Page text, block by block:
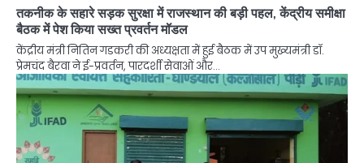
तकनीक के सहारे सड़क सुरक्षा में राजस्थान की बड़ी पहल, केंद्रीय समीक्षा
बैठक में पेश किया सख्त प्रवर्तन मॉडल
केंद्रीय मंत्री नितिन गडकरी की अध्यक्षता में हुई बैठक में उप मुख्यमंत्री डॉ.
प्रेमचंद बैरवा ने ई-प्रवर्तन, पारदर्शी सेवाओं और…